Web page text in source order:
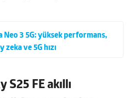
Neo 3 5G: yüksek performans,
zeka ve 5G hızı
S25 FE akıllı